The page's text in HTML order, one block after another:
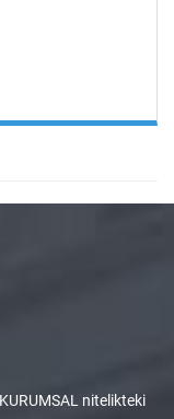
nitelikteki